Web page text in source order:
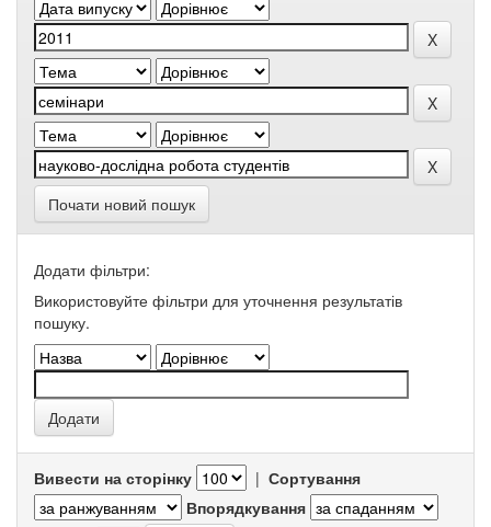
Почати новий пошук
Додати фільтри:
Використовуйте фільтри для уточнення результатів
пошуку.
Вивести на сторінку | Сортування
Впорядкування